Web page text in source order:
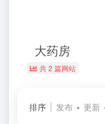
大药房
共 2 篇网站
排序 发布 更新